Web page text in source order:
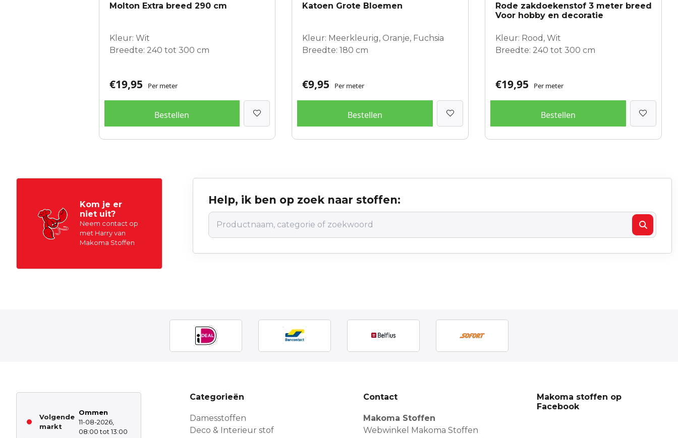
Molton Extra breed 290 cm
Kleur: Wit
Breedte: 240 tot 300 cm
€19,95 Per meter
Bestellen
Katoen Grote Bloemen
Kleur: Meerkleurig, Oranje, Fuchsia
Breedte: 180 cm
€9,95 Per meter
Bestellen
Rode zakdoekenstof 3 meter breed
Voor hobby en decoratie
Kleur: Rood, Wit
Breedte: 240 tot 300 cm
€19,95 Per meter
Bestellen
Kom je er
niet uit?
Neem contact op
met Harry van
Makoma Stoffen
Help, ik ben op zoek naar stoffen:
Volgende
markt
Ommen
11-08-2026,
08:00 tot 13:00
Categorieën
Damesstoffen
Deco & Interieur stof
Contact
Makoma Stoffen
Webwinkel Makoma Stoffen
Makoma stoffen op
Facebook